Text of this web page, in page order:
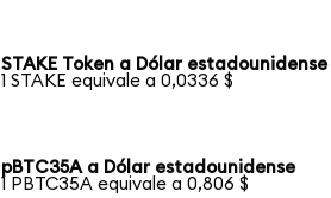
STAKE Token a Dólar estadounidense
1 STAKE equivale a 0,0336 $
pBTC35A a Dólar estadounidense
1 PBTC35A equivale a 0,806 $